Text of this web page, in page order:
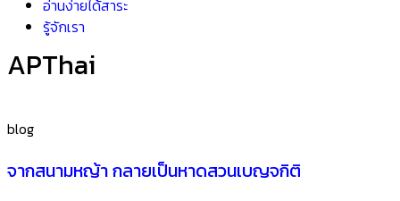
อ่านง่ายได้สาระ
รู้จักเรา
APThai
blog
จากสนามหญ้า กลายเป็นหาดสวนเบญจกิติ